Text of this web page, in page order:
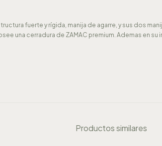
fuerte y rígida, manija de agarre, y sus dos
una cerradura de ZAMAC premium. Ademas en su
Productos similares